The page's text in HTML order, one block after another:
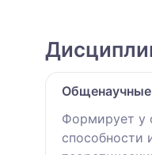
Формирует у
способности